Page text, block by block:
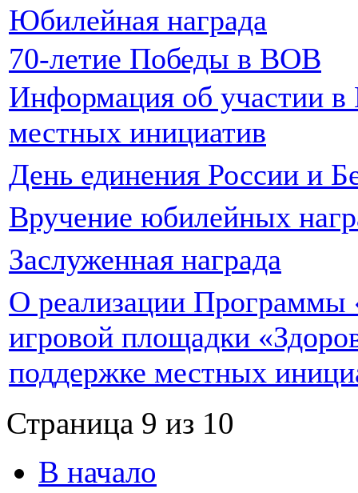
Юбилейная награда
70-летие Победы в ВОВ
Информация об участии в
местных инициатив
День единения России и
Вручение юбилейных
Заслуженная награда
О реализации Программы
игровой площадки
поддержке местных
Страница 9 из 10
В начало